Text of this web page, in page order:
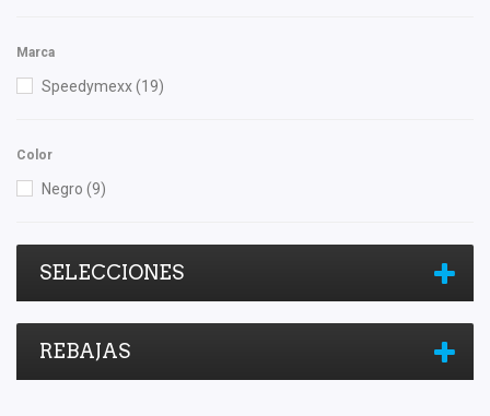
Marca
Speedymexx(19)
Color
Negro (9)
SELECCIONES
REBAJAS